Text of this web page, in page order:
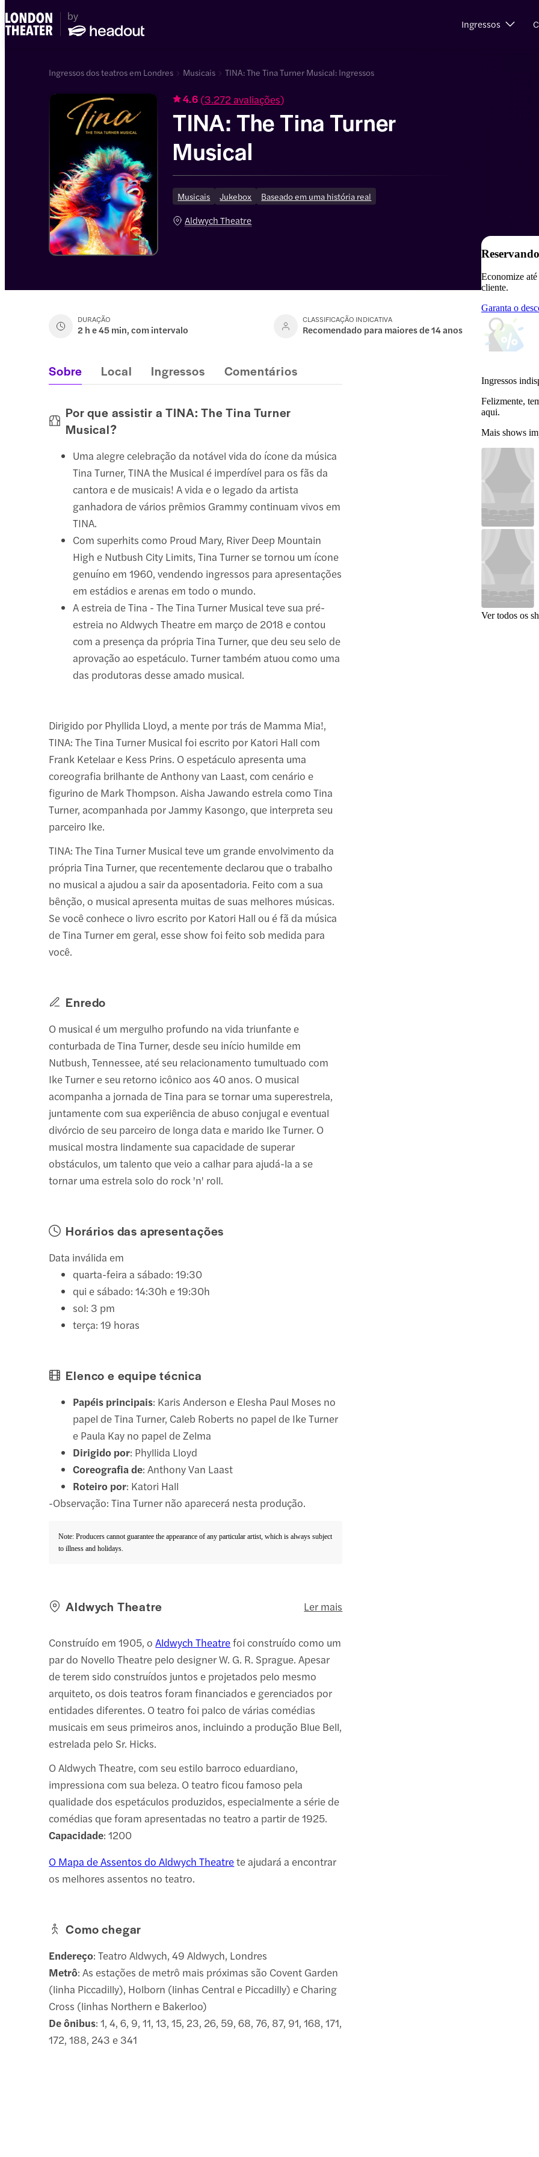
Ingressos
Ingressos dos teatros em Londres Musicais TINA: The Tina Turner Musical: Ingressos
4.6 (3.272 avaliações)
TINA: The Tina Turner
Musical
Musicais Jukebox Baseado em uma história real
Aldwych Theatre
DURAÇÃO
2 h e 45 min, com intervalo
CLASSIFICAÇÃO INDICATIVA
Recomendado para maiores de 14 anos
Economize
cliente.
Garanta o
Ingressos
Felizmente,
aqui.
Mais shows
Ver todos os
Sobre Local Ingressos Comentários
Por que assistir a TINA: The Tina Turner
Musical?
Uma alegre celebração da notável vida do ícone da música
Tina Turner, TINA the Musical é imperdível para os fãs da
cantora e de musicais! A vida e o legado da artista
ganhadora de vários prêmios Grammy continuam vivos em
TINA.
Com superhits como Proud Mary, River Deep Mountain
High e Nutbush City Limits, Tina Turner se tornou um ícone
genuíno em 1960, vendendo ingressos para apresentações
em estádios e arenas em todo o mundo.
A estreia de Tina - The Tina Turner Musical teve sua pré-
estreia no Aldwych Theatre em março de 2018 e contou
com a presença da própria Tina Turner, que deu seu selo de
aprovação ao espetáculo. Turner também atuou como uma
das produtoras desse amado musical.
Dirigido por Phyllida Lloyd, a mente por trás de Mamma Mia!,
TINA: The Tina Turner Musical foi escrito por Katori Hall com
Frank Ketelaar e Kess Prins. O espetáculo apresenta uma
coreografia brilhante de Anthony van Laast, com cenário e
figurino de Mark Thompson. Aisha Jawando estrela como Tina
Turner, acompanhada por Jammy Kasongo, que interpreta seu
parceiro Ike.
TINA: The Tina Turner Musical teve um grande envolvimento da
própria Tina Turner, que recentemente declarou que o trabalho
no musical a ajudou a sair da aposentadoria. Feito com a sua
bênção, o musical apresenta muitas de suas melhores músicas.
Se você conhece o livro escrito por Katori Hall ou é fã da música
de Tina Turner em geral, esse show foi feito sob medida para
você.
Enredo
O musical é um mergulho profundo na vida triunfante e
conturbada de Tina Turner, desde seu início humilde em
Nutbush, Tennessee, até seu relacionamento tumultuado com
Ike Turner e seu retorno icônico aos 40 anos. O musical
acompanha a jornada de Tina para se tornar uma superestrela,
juntamente com sua experiência de abuso conjugal e eventual
divórcio de seu parceiro de longa data e marido Ike Turner. O
musical mostra lindamente sua capacidade de superar
obstáculos, um talento que veio a calhar para ajudá-la a se
tornar uma estrela solo do rock 'n' roll.
Horários das apresentações
Data inválida em
quarta-feira a sábado: 19:30
qui e sábado: 14:30h e 19:30h
sol: 3 pm
terça: 19 horas
Elenco e equipe técnica
Papéis principais: Karis Anderson e Elesha Paul Moses no
papel de Tina Turner, Caleb Roberts no papel de Ike Turner
e Paula Kay no papel de Zelma
Dirigido por: Phyllida Lloyd
Coreografia de: Anthony Van Laast
Roteiro por: Katori Hall
-Observação: Tina Turner não aparecerá nesta produção.
Note: Producers cannot guarantee the appearance of any particular artist, which is always subject
to illness and holidays.
Aldwych Theatre Ler mais
Construído em 1905, oAldwych Theatrefoi construído como um
par do Novello Theatre pelo designer W. G. R. Sprague. Apesar
de terem sido construídos juntos e projetados pelo mesmo
arquiteto, os dois teatros foram financiados e gerenciados por
entidades diferentes. O teatro foi palco de várias comédias
musicais em seus primeiros anos, incluindo a produção Blue Bell,
estrelada pelo Sr. Hicks.
O Aldwych Theatre, com seu estilo barroco eduardiano,
impressiona com sua beleza. O teatro ficou famoso pela
qualidade dos espetáculos produzidos, especialmente a série de
comédias que foram apresentadas no teatro a partir de 1925.
Capacidade: 1200
O Mapa de Assentos do Aldwych Theatrete ajudará a encontrar
os melhores assentos no teatro.
Como chegar
Endereço: Teatro Aldwych, 49 Aldwych, Londres
Metrô: As estações de metrô mais próximas são Covent Garden
(linha Piccadilly), Holborn (linhas Central e Piccadilly) e Charing
Cross (linhas Northern e Bakerloo)
De ônibus: 1, 4, 6, 9, 11, 13, 15, 23, 26, 59, 68, 76, 87, 91, 168, 171,
172, 188, 243 e 341